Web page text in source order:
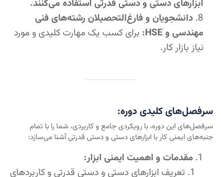
ابزارهای دستی و دستی قدرتی استفاده می‌کنند.
دانشجویان و فارغ‌التحصیلان رشته‌های فنی
مهندسی و HSE:
برای کسب یک مهارت کلیدی و مورد
نیاز بازار کار.
سرفصل‌های کلیدی دوره:
سرفصل‌های این دوره، با رویکردی جامع و کاربردی، شما را با تمام
جنبه‌های ایمنی کار با ابزارهای دستی و دستی قدرتی آشنا می‌سازد:
مقدمات و اهمیت ایمنی ابزار:
تعریف ابزارهای دستی و دستی قدرتی و کاربردهای